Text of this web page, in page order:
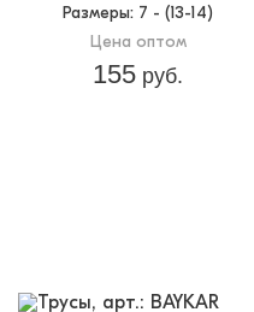
Размеры: 7 - (13-14)
Цена оптом
155 руб.